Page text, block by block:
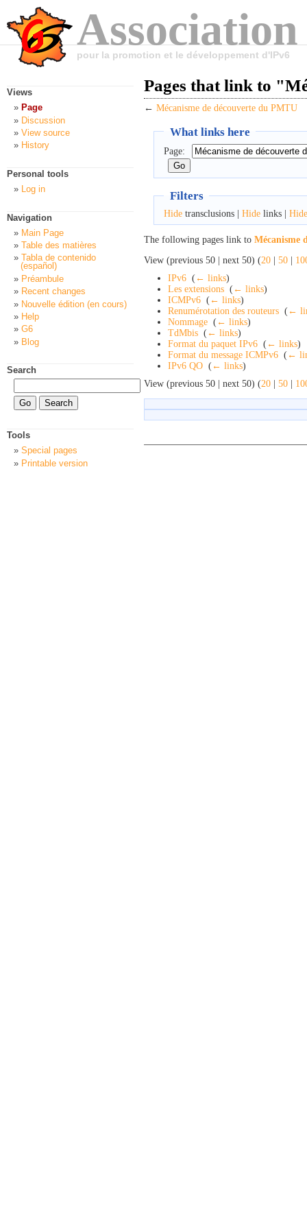
pour la promotion et le développement d'IPv6
Pages that link to
← Mécanisme de découverte du PMTU
What links here
Page:
Filters
Hidetransclusions | Hidelinks | Hide
The following pages link to Mécanisme
View (previous 50 | next 50) (20 | 50 |
IPv6 ( ← links)
Les extensions ( ← links)
ICMPv6 ( ← links)
Renumérotation des routeurs ( ←
Nommage ( ← links)
TdMbis ( ← links)
Format du paquet IPv6 ( ← links)
Format du message ICMPv6 ( ←
IPv6 QO ( ← links)
View (previous 50 | next 50) (20 | 50 |
Views
Page
Discussion
View source
History
Personal tools
Log in
Navigation
Main Page
Table des matières
Tabla de contenido
(español)
Préambule
Recent changes
Nouvelle édition (en cours)
Help
G6
Blog
Search
Tools
Special pages
Printable version